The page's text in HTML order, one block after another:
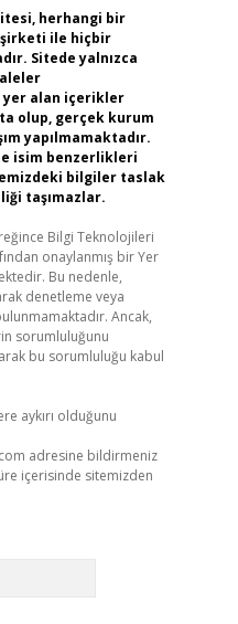
herhangi bir
şirketi ile hiçbir
Sitede yalnızca
yer alan içerikler
olup, gerçek kurum
yapılmamaktadır.
isim benzerlikleri
bilgiler taslak
taşımazlar.
Bilgi Teknolojileri
onaylanmış bir Yer
Bu nedenle,
denetleme veya
Ancak,
sorumluluğunu
bu sorumluluğu kabul
aykırı olduğunu
adresine bildirmeniz
içerisinde sitemizden